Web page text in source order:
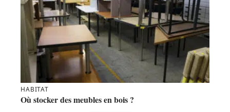
HABITAT
Où stocker des meubles en bois ?